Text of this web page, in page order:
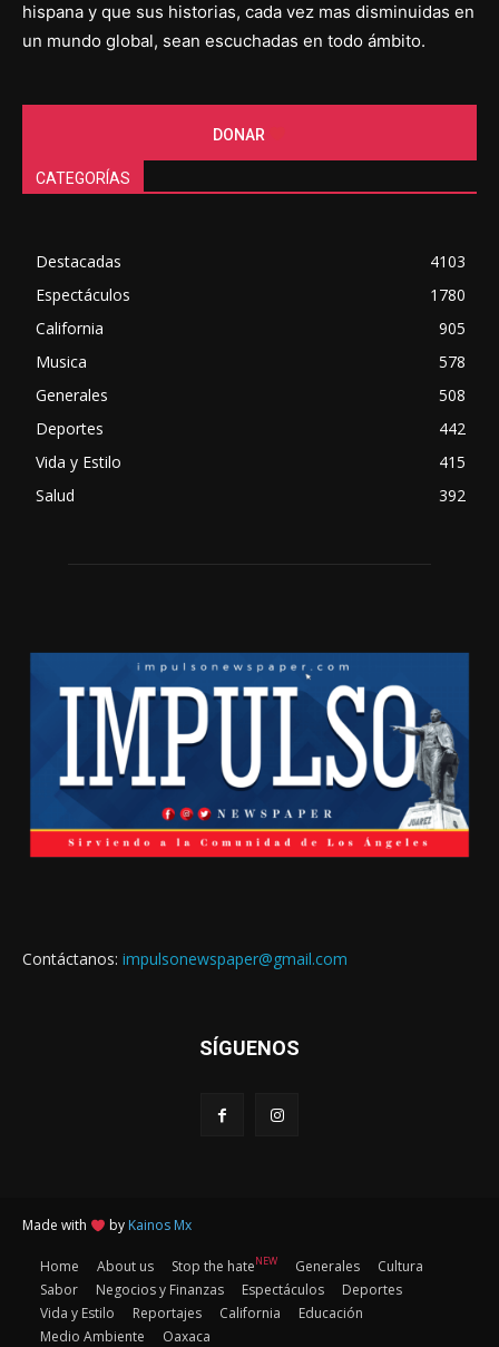
hispana y que sus historias, cada vez mas disminuidas en
un mundo global, sean escuchadas en todo ámbito.
DONAR
CATEGORÍAS
Destacadas
4103
Espectáculos
1780
California
905
Musica
578
Generales
508
Deportes
442
Vida y Estilo
415
Salud
392
Contáctanos: impulsonewspaper@gmail.com
SÍGUENOS
Made with by Kainos Mx
Home About us Stop the hateNEW Generales
Cultura
Sabor
Negocios y Finanzas Espectáculos
Deportes
Vida y Estilo
Reportajes California
Educación
Medio Ambiente
Oaxaca